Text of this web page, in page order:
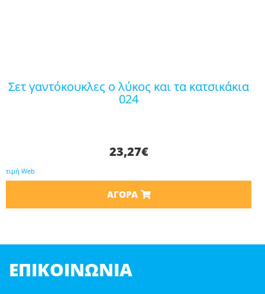
σετ γαντόκουκλες ο λύκος και τα κατσικάκια
024
23,27€
τιμή Web
ΑΓΟΡΆ
ΕΠΙΚΟΙΝΩΝΊΑ